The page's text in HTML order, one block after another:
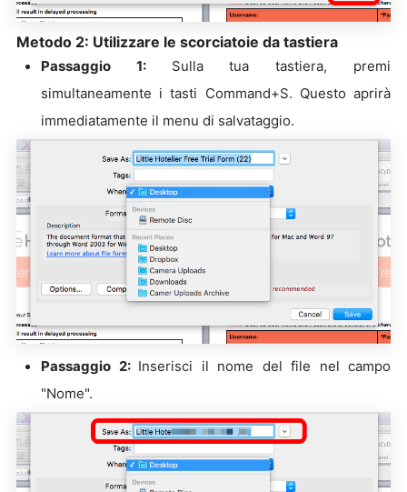
Metodo 2: Utilizzare le scorciatoie da tastiera
Passaggio 1: Sulla tua tastiera, premi
simultaneamente i tasti Command+S. Questo aprirà
immediatamente il menu di salvataggio.
Passaggio 2: Inserisci il nome del file nel campo
"Nome".